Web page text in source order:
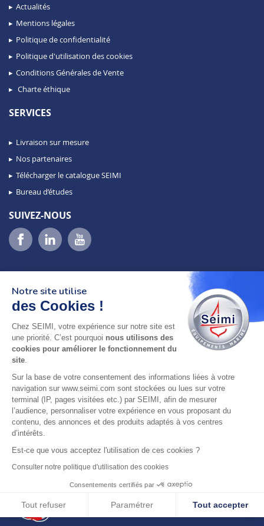
Actualités
Mentions légales
Politique de confidentialité
Politique d'utilisation des cookies
Conditions Générales de Vente
Charte éthique
SERVICES
Livraison sur mesure
Nos partenaires
Télécharger le catalogue SEIMI
Bureau d’études
SUIVEZ-NOUS
02 98 46 11 02
lundi au vendredi
adresse : 75 Rue Amiral Troude,
29200 Brest FRANCE
SEIMI, UNE ENTREPRISE CERTIFIÉE, ENGAGÉE ET
LABELLISÉE
Notre site utilise
des Cookies !
Chez SEIMI, votre expérience sur notre site est
une priorité. C’est pourquoi nous utilisons des
cookies pour améliorer le fonctionnement du
site.
Sur la base de votre consentement des informations liées à votre
navigation sur www.seimi.com sont stockées ou lues sur votre
terminal (IP, pages visitées etc.) par SEIMI, afin de mesurer
l’audience, personnaliser votre expérience en vous proposant du
contenu, des annonces et des produits adaptés à vos centres
d’intérêts.
Est-ce que vous acceptez l'utilisation de ces cookies ?
Consulter notre politique d'utilisation des cookies
Consentements certifiés par
Tout refuser Paramétrer Tout accepter